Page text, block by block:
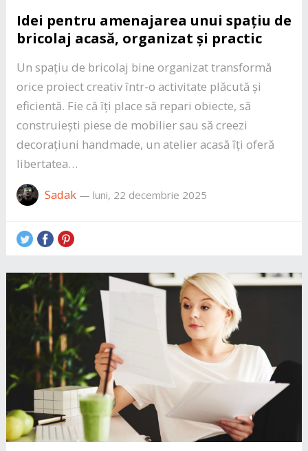
Idei pentru amenajarea unui spațiu de
bricolaj acasă, organizat și practic
Un spațiu de bricolaj bine organizat transformă
orice proiect creativ într-o activitate plăcută și
eficientă. Fie că îți place să repari obiecte, să
construiești piese de mobilier sau să creezi
decorațiuni handmade, un atelier acasă îți oferă
libertatea…
Sadak— luni, 22 decembrie 2025